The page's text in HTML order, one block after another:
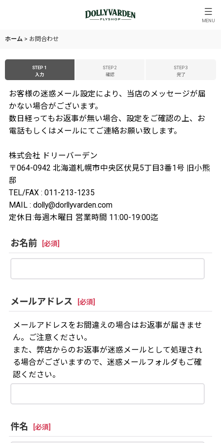
MENU
ホーム > お問合わせ
STEP 1
入力
STEP 2
確認
STEP 3
完了
お客様の迷惑メール設定により、当店のメッセージが届
かない場合がございます。
数日経ってもお返事が無い場合、設定をご確認の上、お
電話もしくはメールにてご連絡お願い致します。
株式会社 ドリーバーデン
〒064-0942 北海道札幌市中央区伏見5丁目3番1号 旧小熊
邸
TEL/FAX : 011-213-1235
MAIL : dolly@dorllyvarden.com
定休日:毎週木曜日 営業時間 11:00-19:00迄
お名前 必須
メールアドレス 必須
メールアドレスをお間違えの場合はお返事が届きませ
ん。ご注意ください。
また、弊店からのお返事が迷惑メールとして処理され
る場合がございますので、迷惑メールフォルダもご確
認ください。
件名 必須